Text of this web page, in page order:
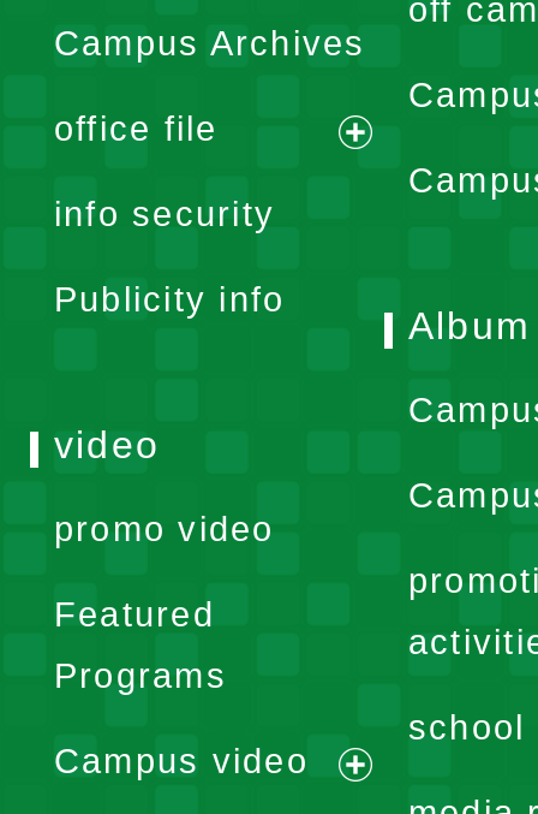
Campus Archives
office file
expand
info security
Publicity info
off
Album
school
video
promo video
Featured
Programs
Campus video